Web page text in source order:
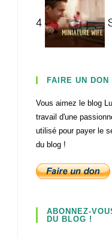
4
FAIRE UN
Vous aimez le blog
travail d'une
utilisé pour payer le
du blog !
ABONNEZ-
DU BLOG !